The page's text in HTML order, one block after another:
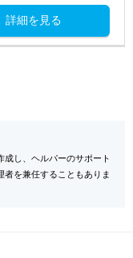
詳細を見る
し、ヘルパーのサポート
を兼任することもありま